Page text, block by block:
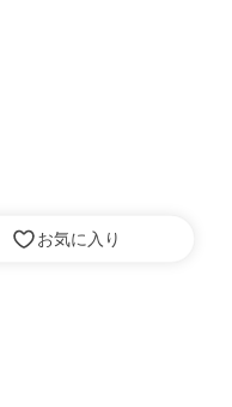
お気に入り